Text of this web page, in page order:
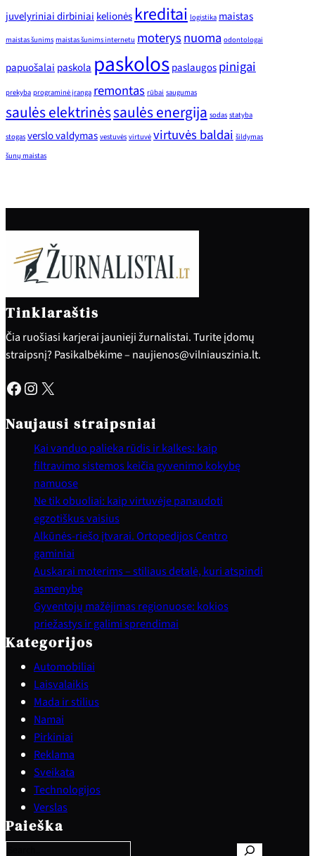
juvelyriniai dirbiniai kelionės kreditai logistika maistas
maistas šunims maistas šunims internetu moterysnuoma odontologai
papuošalai paskola paskolospaslaugospinigai
prekyba programinė įranga remontas rūbai saugumas
saulės elektrinėssaulės energija sodas statyba
stogas verslo valdymas vestuvės virtuvė virtuvės baldai šildymas
šunų maistas
Tinklaraštis
Čia ruošiasi karjerai jaunieji žurnalistai. Turite įdomų
straipsnį? Pasikalbėkime – naujienos@vilniauszinia.lt.
Facebook Instagram X
Naujausi straipsniai
Kai vanduo palieka rūdis ir kalkes: kaip
filtravimo sistemos keičia gyvenimo kokybę
namuose
Ne tik obuoliai: kaip virtuvėje panaudoti
egzotiškus vaisius
Alkūnės-riešo įtvarai. Ortopedijos Centro
gaminiai
Auskarai moterims – stiliaus detalė, kuri atspindi
asmenybę
Gyventojų mažėjimas regionuose: kokios
priežastys ir galimi sprendimai
Kategorijos
Automobiliai
Laisvalaikis
Mada ir stilius
Namai
Pirkiniai
Reklama
Sveikata
Technologijos
Verslas
Paieška
e
a